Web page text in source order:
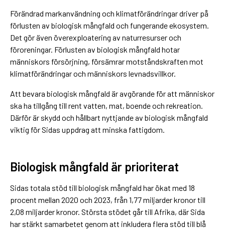
Förändrad markanvändning och klimatförändringar driver på
förlusten av biologisk mångfald och fungerande ekosystem.
Det gör även överexploatering av naturresurser och
föroreningar. Förlusten av biologisk mångfald hotar
människors försörjning, försämrar motståndskraften mot
klimatförändringar och människors levnadsvillkor.
Att bevara biologisk mångfald är avgörande för att människor
ska ha tillgång till rent vatten, mat, boende och rekreation.
Därför är skydd och hållbart nyttjande av biologisk mångfald
viktig för Sidas uppdrag att minska fattigdom.
Biologisk mångfald är prioriterat
Sidas totala stöd till biologisk mångfald har ökat med 18
procent mellan 2020 och 2023, från 1,77 miljarder kronor till
2,08 miljarder kronor. ­Största stödet går till Afrika, där Sida
har stärkt samarbetet genom att inkludera flera stöd till blå